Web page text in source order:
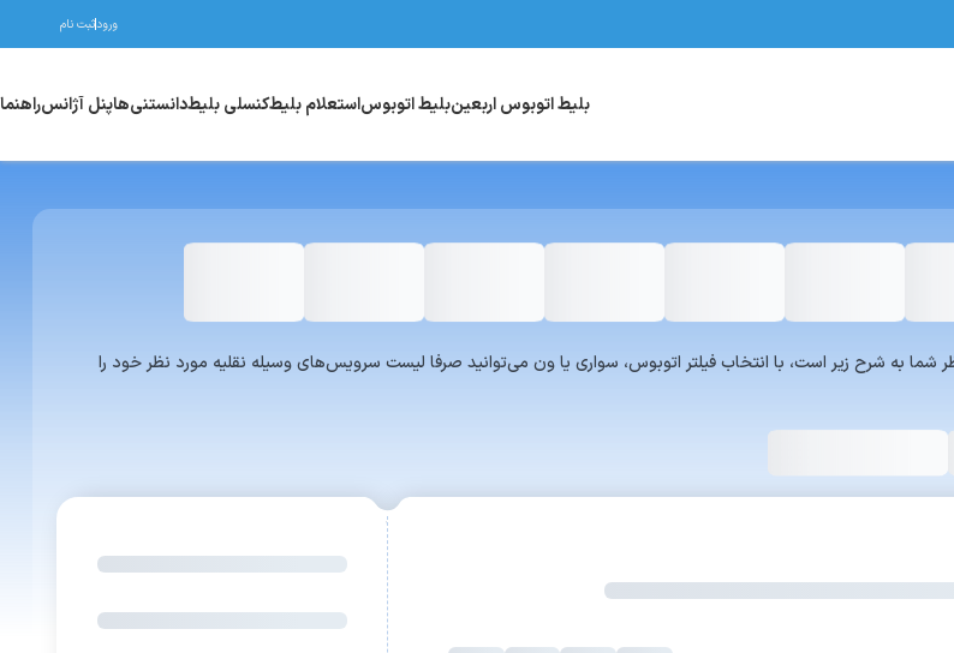
ورودثبت نام
بلیط اتوبوس اربعینبلیط اتوبوساستعلام بلیطکنسلی بلیطدانستنی‌هاپنل آژانسراهنما
برای مسیر مورد نظر شما به شرح زیر است، با انتخاب فیلتر اتوبوس، سواری یا ون می‌توانید صرفا لیست سرویس‌های وسیله نقلیه مورد نظر خود را